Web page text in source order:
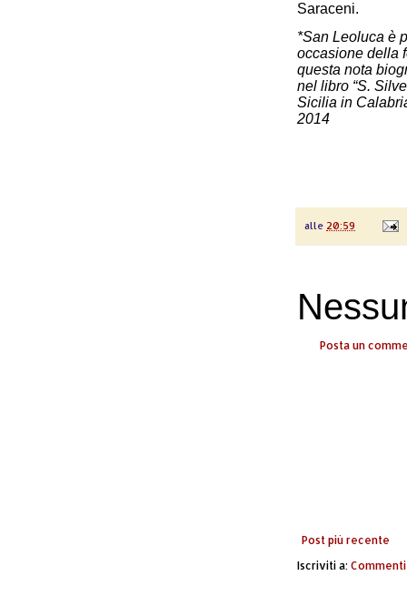
Saraceni.
*San Leoluca è
occasione della
questa nota
nel libro “S.
Sicilia in
2014
alle 20:59
Posta un
Post più recente
Iscriviti a: